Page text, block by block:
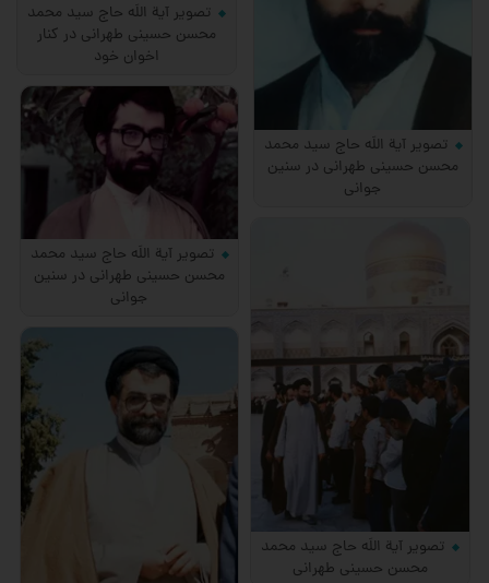
تصویر آیة اللَه حاج سید محمد
محسن حسینی طهرانی در سنین
جوانی
تصویر آیة اللَه حاج سید محمد
محسن حسینی طهرانی در کنار
اخوان خود
تصویر آیة اللَه حاج سید محمد
محسن حسینی طهرانی در سنین
جوانی
تصویر آیة اللَه حاج سید محمد
محسن حسینی طهرانی